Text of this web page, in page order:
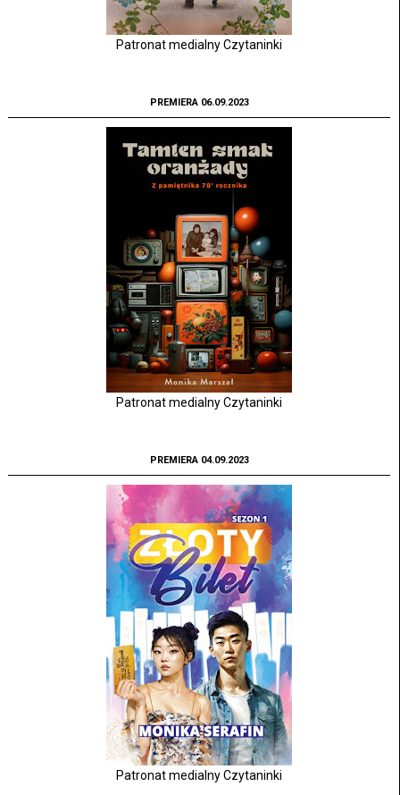
Patronat medialny Czytaninki
PREMIERA 06.09.2023
Patronat medialny Czytaninki
PREMIERA 04.09.2023
Patronat medialny Czytaninki